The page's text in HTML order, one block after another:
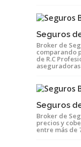
Seguros
Broker de
comparando
de R.C
aseguradoras
Seguros
Broker de
precios y
entre más de